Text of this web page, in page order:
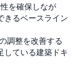
を確保しなが
きるベースライン
調整を改善する
している建築ドキ